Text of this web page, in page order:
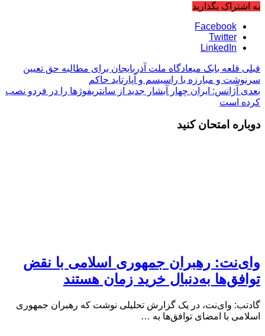
به اشتراک بگذارید
Facebook
Twitter
LinkedIn
قبلی قلعه بابک میعادگاه ملت آذربایجان برای مطالبه حق تعیین
سرنوشت و مبارزه با راسیسم و آپارتاید حاکم
بعدی آژانس: ایران چهار آبشار جدید از سانتریفوژها را در فردو نصب
کرده است
دوباره امتحان کنید
وای‌نت: رهبران جمهوری اسلامی با نقض
توافق‌ها به‌دنبال خرید زمان هستند
گادتب: وای‌نت، در یک گزارش تحلیلی نوشت که رهبران جمهوری
اسلامی با امضای توافق‌ها به …